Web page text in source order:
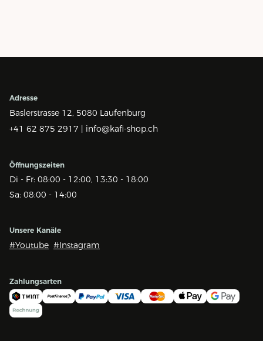
Adresse
Baslerstrasse 12, 5080 Laufenburg
+41 62 875 2917 | info@kafi-shop.ch
Öffnungszeiten
Di - Fr: 08:00 - 12:00, 13:30 - 18:00
Sa: 08:00 - 14:00
Unsere Kanäle
#Youtube #Instagram
Zahlungsarten